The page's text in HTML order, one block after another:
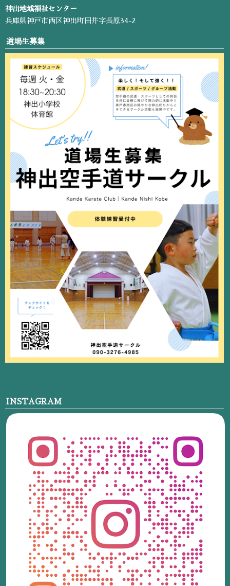
神出地域福祉センター
兵庫県神戸市西区神出町田井字長原34-2
道場生募集
INSTAGRAM